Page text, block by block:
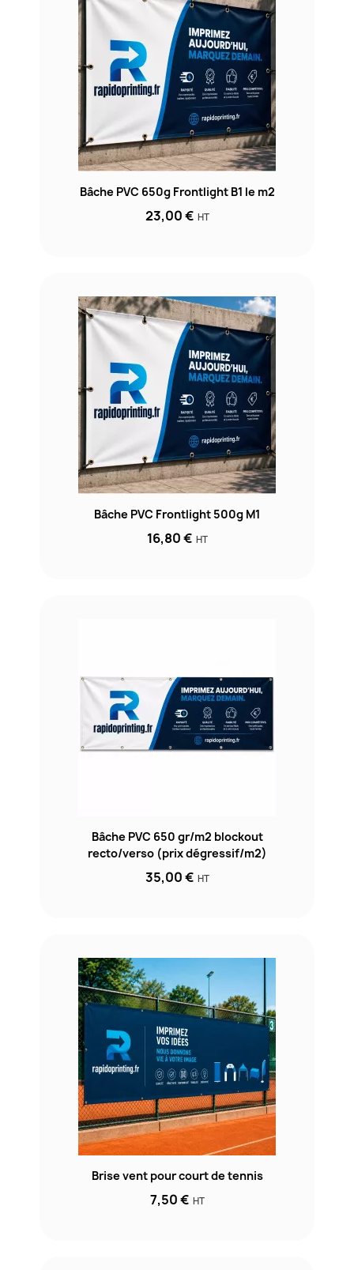
Bâche PVC 650g Frontlight B1 le m2
23,00 € HT
Bâche PVC Frontlight 500g M1
16,80 € HT
Bâche PVC 650 gr/m2 blockout
recto/verso (prix dégressif/m2)
35,00 € HT
Brise vent pour court de tennis
7,50 € HT